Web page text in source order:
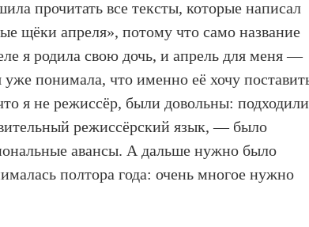
прочитать все тексты, которые написал
щёки апреля», потому что само название
я родила свою дочь, и апрель для меня —
понимала, что именно её хочу
я не режиссёр, были довольны:
режиссёрский язык, — было
авансы. А дальше нужно было
полтора года: очень многое нужно